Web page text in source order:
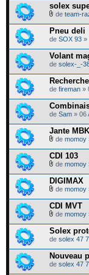
solex
de team-
Pneu deli
de SOX 93 »
Volant
de solex-_-
de fireman »
de Sam » 06
Jante
de momoy
CDI 103
de momoy
DIGIMAX
de momoy
CDI MVT
de momoy
Solex
de solex 47
Nouveau
de solex 47